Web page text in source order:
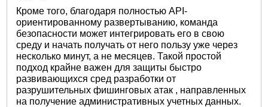
Кроме того, благодаря полностью API-
ориентированному развертыванию, команда
безопасности может интегрировать его в свою
среду и начать получать от него пользу уже через
несколько минут, а не месяцев. Такой простой
подход крайне важен для защиты быстро
развивающихся сред разработки от
разрушительныхфишинговых атак , направленных
на получение административных учетных данных.